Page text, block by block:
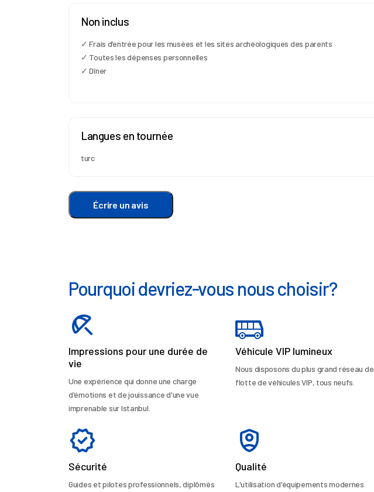
Non inclus
✓ Frais d’entrée pour les musées et les sites archéologiques des parents
✓ Toutes les dépenses personnelles
✓ Dîner
Langues en tournée
turc
Écrire un avis
Pourquoi devriez-vous nous choisir?
Impressions pour une durée de
vie
Une expérience qui donne une charge
d'émotions et de jouissance d'une vue
imprenable sur Istanbul.
Véhicule VIP lumineux
Nous disposons du plus grand réseau de
flotte de véhicules VIP, tous neufs.
Sécurité
Guides et pilotes professionnels, diplômés
Qualité
L'utilisation d'équipements modernes